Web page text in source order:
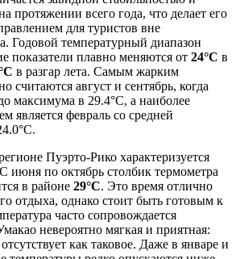
протяжении всего года, что делает его
для туристов вне
Годовой температурный диапазон
показатели плавно меняются от 24°C в
в разгар лета. Самым жарким
считаются август и сентябрь, когда
максимума в 29.4°C, а наиболее
является февраль со средней
Пуэрто-Рико характеризуется
июня по октябрь столбик термометра
в районе 29°C. Это время отлично
отдыха, однако стоит быть готовым к
часто сопровождается
невероятно мягкая и приятная:
как таковое. Даже в январе и